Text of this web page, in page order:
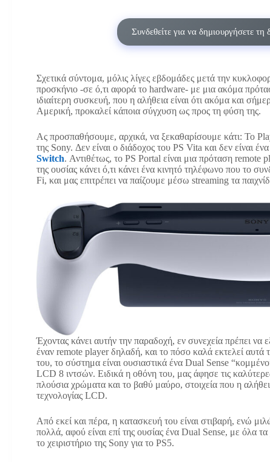
Συνδεθείτε για να δημιουργήσετε
Σχετικά σύντομα, μόλις λίγες εβδομάδες μετά την
προσκήνιο -σε ό,τι αφορά το hardware- με μια ακόμα
ιδιαίτερη συσκευή, που η αλήθεια είναι ότι ακόμα και
Αμερική, προκαλεί κάποια σύγχυση ως προς τη φύση της.
Ας προσπαθήσουμε, αρχικά, να ξεκαθαρίσουμε κάτι: Το
της Sony. Δεν είναι ο διάδοχος του PS Vita και δεν είναι
Switch. Αντιθέτως, το PS Portal είναι μια πρόταση
της ουσίας κάνει ό,τι κάνει ένα κινητό τηλέφωνο που το
Fi, και μας επιτρέπει να παίζουμε μέσω streaming τα
Έχοντας κάνει αυτήν την παραδοχή, εν συνεχεία πρέπει να
έναν remote player δηλαδή, και το πόσο καλά εκτελεί
του, το σύστημα είναι ουσιαστικά ένα Dual Sense
LCD 8 ιντσών. Ειδικά η οθόνη του, μας άφησε τις
πλούσια χρώματα και το βαθύ μαύρο, στοιχεία που η
τεχνολογίας LCD.
Από εκεί και πέρα, η κατασκευή του είναι στιβαρή, ενώ
πολλά, αφού είναι επί της ουσίας ένα Dual Sense, με όλα
το χειριστήριο της Sony για το PS5.